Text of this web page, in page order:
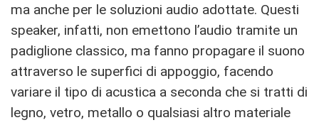
ma anche per le soluzioni audio adottate. Questi
speaker, infatti, non emettono l’audio tramite un
padiglione classico, ma fanno propagare il suono
attraverso le superfici di appoggio, facendo
variare il tipo di acustica a seconda che si tratti di
legno, vetro, metallo o qualsiasi altro materiale